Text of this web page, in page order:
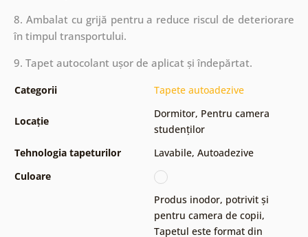
8. Ambalat cu grijă pentru a reduce riscul de deteriorare
în timpul transportului.
9. Tapet autocolant ușor de aplicat și îndepărtat.
Categorii Tapete autoadezive
Locație
Dormitor, Pentru camera
studenților
Tehnologia tapeturilor
Lavabile, Autoadezive
Culoare
Produs inodor, potrivit și
pentru camera de copii,
Tapetul este format din